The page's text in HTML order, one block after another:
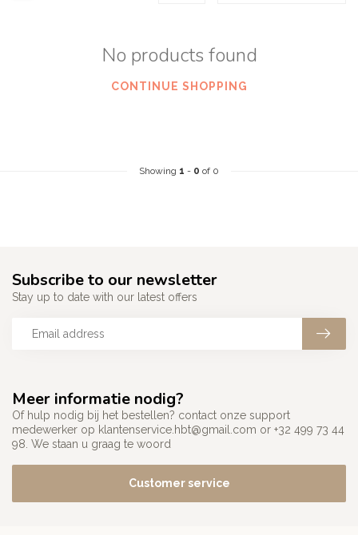
No products found
CONTINUE SHOPPING
Showing 1 - 0 of 0
Meer informatie nodig?
Of hulp nodig bij het bestellen? contact onze support
medewerker op klantenservice.hbt@gmail.com or +32 499 73 44
98. We staan u graag te woord
Customer service
Subscribe to our newsletter
Stay up to date with our latest offers